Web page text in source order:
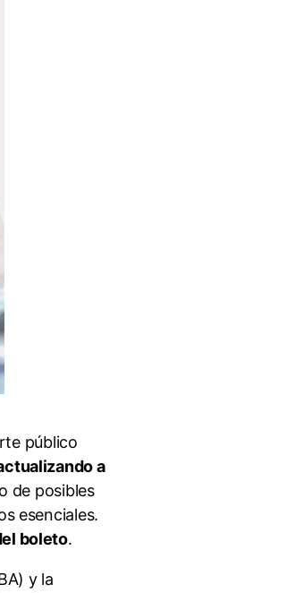
público
a
de posibles
esenciales.
boleto.
y la